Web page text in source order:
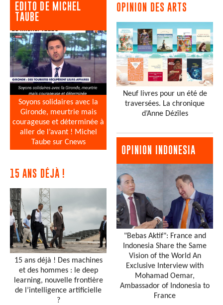
EDITO DE MICHEL
TAUBE
Soyons solidaires avec la
Gironde, meurtrie mais
courageuse et déterminée à
aller de l’avant ! Michel
Taube sur Cnews
15 ANS DÉJÀ !
15 ans déjà ! Des machines
et des hommes : le deep
learning, nouvelle frontière
de l’intelligence artificielle
?
OPINION DES ARTS
Neuf livres pour un été de
traversées. La chronique
d’Anne Dézîles
OPINION INDONESIA
"Bebas Aktif": France and
Indonesia Share the Same
Vision of the World An
Exclusive Interview with
Mohamad Oemar,
Ambassador of Indonesia to
France